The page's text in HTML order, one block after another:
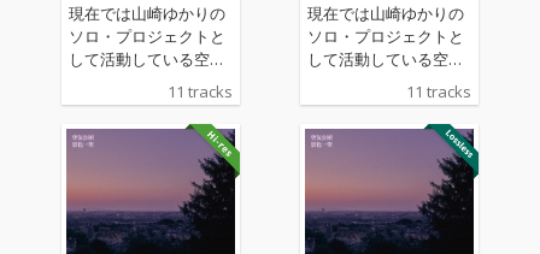
現在では山崎ゆかりの
ソロ・プロジェクトと
して活動している空気
公団の2年半ぶりとな
るアルバム。 アッパー
からしっとり感、悲し
みや、少し成長した歌
詞の中の僕、空気感、
そして日常の大切さが
特に感じられ、音とな
って現れている。
11 tracks
現在では山崎ゆかりの
ソロ・プロジェクトと
して活動している空気
公団の2年半ぶりとな
るアルバム。 アッパー
からしっとり感、悲し
みや、少し成長した歌
詞の中の僕、空気感、
そして日常の大切さが
特に感じられ、音とな
って現れている。
11 tracks